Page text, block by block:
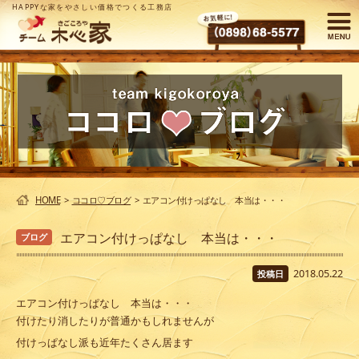
HAPPYな家をやさしい価格でつくる工務店
HOME > ココロ♡ブログ > エアコン付けっぱなし 本当は・・・
ブログ エアコン付けっぱなし 本当は・・・
投稿日 2018.05.22
エアコン付けっぱなし 本当は・・・
付けたり消したりが普通かもしれませんが
付けっぱなし派も近年たくさん居ます